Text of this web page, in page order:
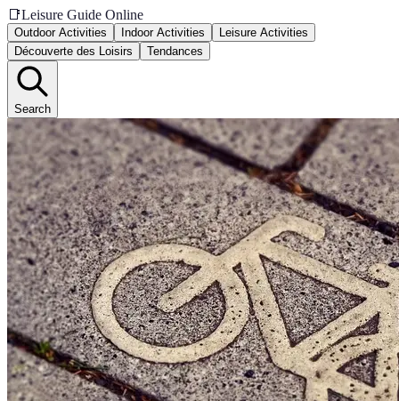
📑Leisure Guide Online
Outdoor Activities Indoor Activities
Leisure Activities
Découverte des Loisirs
Tendances
Search